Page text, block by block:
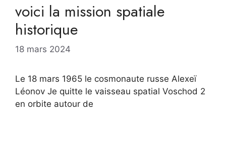
voici la mission spatiale
historique
18 mars 2024
Le 18 mars 1965 le cosmonaute russe Alexeï
Léonov Je quitte le vaisseau spatial Voschod 2
en orbite autour de